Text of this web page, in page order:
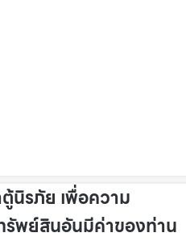
ตู้นิรภัย เพื่อความ
พย์สินอันมีค่าของท่าน